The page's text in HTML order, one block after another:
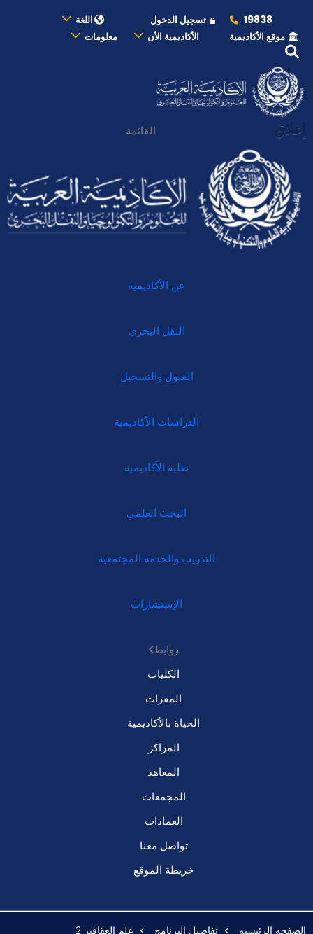
19838 تسجيل الدخول
اللغة
موقع الأكاديمية
الأكاديمية الأن معلومات
إغلاق القائمة
عن الأكاديمية
النقل البحري
القبول والتسجيل
الدراسات الأكاديمية
طلبة الأكاديمية
البحث العلمي
التدريب والخدمة المجتمعية
الإستشارات
روابط
الكليات
المقرات
الحياة بالأكاديمية
المراكز
المعاهد
المجمعات
العمادات
تواصل معنا
خريطة الموقع
الصفحه الرئيسيه تفاصيل البرنامج علم العقاقير 2